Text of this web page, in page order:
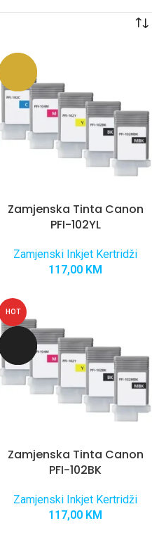
Zamjenska Tinta Canon
PFI-102YL
Zamjenski Inkjet Kertridži
117,00 KM
HOT
Zamjenska Tinta Canon
PFI-102BK
Zamjenski Inkjet Kertridži
117,00 KM